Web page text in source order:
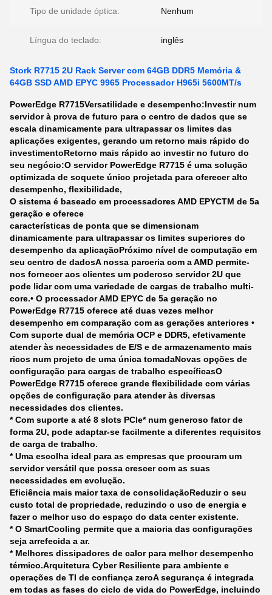
Tipo de unidade óptica: Nenhum
Língua do teclado: inglês
Stork R7715 2U Rack Server com 64GB DDR5 Memória &
64GB SSD AMD EPYC 9965 Processador H965i 5600MT/s
PowerEdge R7715Versatilidade e desempenho:Investir num
servidor à prova de futuro para o centro de dados que se
escala dinamicamente para ultrapassar os limites das
aplicações exigentes, gerando um retorno mais rápido do
investimentoRetorno mais rápido ao investir no futuro do
seu negócio:O servidor PowerEdge R7715 é uma solução
optimizada de soquete único projetada para oferecer alto
desempenho, flexibilidade,
O sistema é baseado em processadores AMD EPYCTM de 5a
geração e oferece
características de ponta que se dimensionam
dinamicamente para ultrapassar os limites superiores do
desempenho da aplicaçãoPróximo nível de computação em
seu centro de dadosA nossa parceria com a AMD permite-
nos fornecer aos clientes um poderoso servidor 2U que
pode lidar com uma variedade de cargas de trabalho multi-
core.• O processador AMD EPYC de 5a geração no
PowerEdge R7715 oferece até duas vezes melhor
desempenho em comparação com as gerações anteriores •
Com suporte dual de memória OCP e DDR5, efetivamente
atender às necessidades de E/S e de armazenamento mais
ricos num projeto de uma única tomadaNovas opções de
configuração para cargas de trabalho específicasO
PowerEdge R7715 oferece grande flexibilidade com várias
opções de configuração para atender às diversas
necessidades dos clientes.
* Com suporte a até 8 slots PCIe* num generoso fator de
forma 2U, pode adaptar-se facilmente a diferentes requisitos
de carga de trabalho.
* Uma escolha ideal para as empresas que procuram um
servidor versátil que possa crescer com as suas
necessidades em evolução.
Eficiência mais maior taxa de consolidaçãoReduzir o seu
custo total de propriedade, reduzindo o uso de energia e
fazer o melhor uso do espaço do data center existente.
* O SmartCooling permite que a maioria das configurações
seja arrefecida a ar.
* Melhores dissipadores de calor para melhor desempenho
térmico.Arquitetura Cyber Resiliente para ambiente e
operações de TI de confiança zeroA segurança é integrada
em todas as fases do ciclo de vida do PowerEdge, incluindo